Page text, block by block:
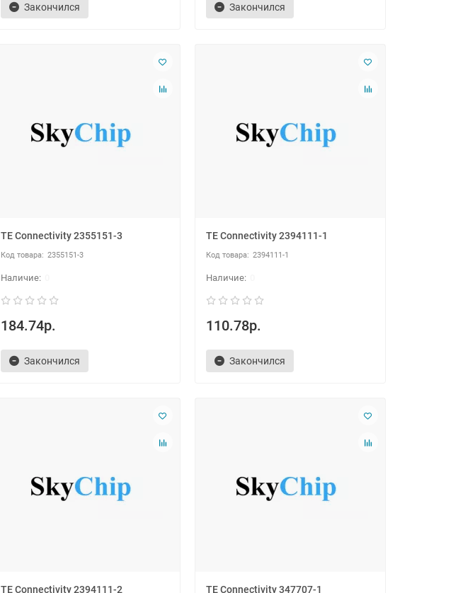
Закончился Закончился
TE Connectivity 2355151-3
2355151-3
184.74р.
Закончился
TE Connectivity 2394111-1
2394111-1
110.78р.
Закончился
TE Connectivity 2394111-2 TE Connectivity 347707-1